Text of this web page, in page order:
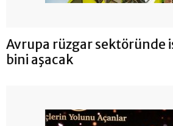
Avrupa rüzgar sektöründe
bini aşacak